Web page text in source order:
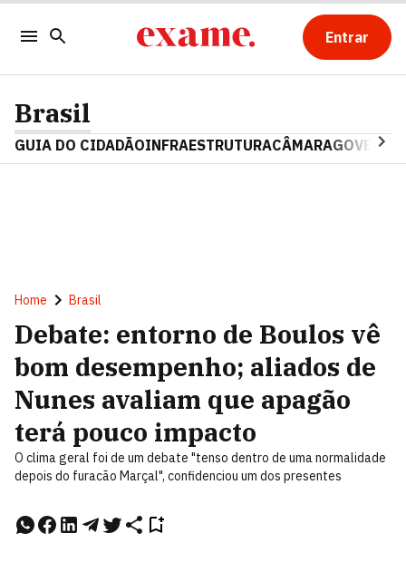
Entrar
Brasil
GUIA DO CIDADÃOINFRAESTRUTURACÂMARAGOVERNO
Home Brasil
Debate: entorno de Boulos vê
bom desempenho; aliados de
Nunes avaliam que apagão
terá pouco impacto
O clima geral foi de um debate "tenso dentro de uma normalidade
depois do furacão Marçal", confidenciou um dos presentes